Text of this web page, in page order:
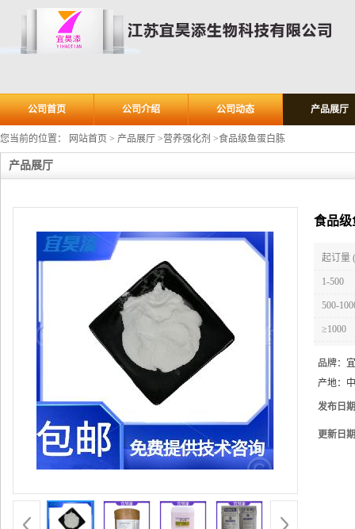
公司首页 公司介绍 公司动态 产品展厅
您当前的位置： 网站首页 > 产品展厅 >营养强化剂 >食品级鱼蛋白胨
产品展厅
食品级
起订量
1-500
500-
≥1000
品牌：
产地：
发布日
更新日